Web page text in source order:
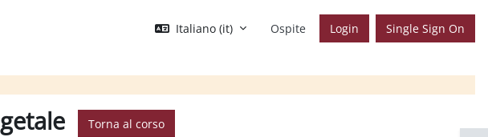
Italiano ‎(it)‎ Ospite Login Single Sign On
Torna al corso